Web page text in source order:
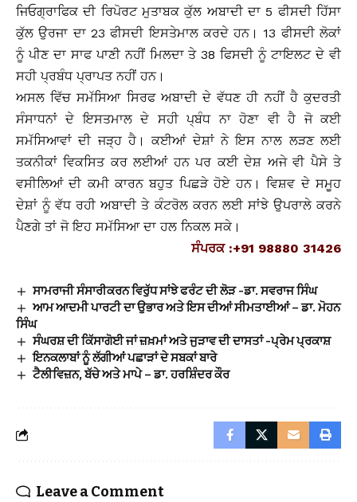
ਜਿਓਗ੍ਰਾਫਿਕ ਦੀ ਰਿਪੋਰਟ ਮੁਤਾਬਕ ਕੁੱਲ ਅਬਾਦੀ ਦਾ 5 ਫੀਸਦੀ ਹਿੱਸਾ
ਕੁੱਲ ਉਰਜਾ ਦਾ 23 ਫੀਸਦੀ ਇਸਤੇਮਾਲ ਕਰਦੇ ਹਨ। 13 ਫੀਸਦੀ ਲੋਕਾਂ
ਨੂੰ ਪੀਣ ਦਾ ਸਾਫ ਪਾਣੀ ਨਹੀਂ ਮਿਲਦਾ ਤੇ 38 ਫਿਸਦੀ ਨੂੰ ਟਾਇਲਟ ਦੇ ਵੀ
ਸਹੀ ਪ੍ਰਬੰਧ ਪ੍ਰਾਪਤ ਨਹੀਂ ਹਨ।
ਅਸਲ ਵਿੱਚ ਸਮੱਸਿਆ ਸਿਰਫ ਅਬਾਦੀ ਦੇ ਵੱਧਣ ਹੀ ਨਹੀਂ ਹੈ ਕੁਦਰਤੀ
ਸੰਸਾਧਨਾਂ ਦੇ ਇਸਤਮਾਲ ਦੇ ਸਹੀ ਪ੍ਬੰਧ ਨਾ ਹੋਣਾ ਵੀ ਹੈ ਜੋ ਕਈ
ਸਮੱਸਿਆਵਾਂ ਦੀ ਜੜ੍ਹ ਹੈ। ਕਈਆਂ ਦੇਸ਼ਾਂ ਨੇ ਇਸ ਨਾਲ ਲੜਣ ਲਈ
ਤਕਨੀਕਾਂ ਵਿਕਸਿਤ ਕਰ ਲਈਆਂ ਹਨ ਪਰ ਕਈ ਦੇਸ਼ ਅਜੇ ਵੀ ਪੈਸੇ ਤੇ
ਵਸੀਲਿਆਂ ਦੀ ਕਮੀ ਕਾਰਨ ਬਹੁਤ ਪਿਛੜੇ ਹੋਏ ਹਨ। ਵਿਸ਼ਵ ਦੇ ਸਮੂਹ
ਦੇਸ਼ਾਂ ਨੂੰ ਵੱਧ ਰਹੀ ਅਬਾਦੀ ਤੇ ਕੰਟਰੋਲ ਕਰਨ ਲਈ ਸਾਂਝੇ ਉਪਰਾਲੇ ਕਰਨੇ
ਪੈਣਗੇ ਤਾਂ ਜੋ ਇਹ ਸਮੱਸਿਆ ਦਾ ਹਲ ਨਿਕਲ ਸਕੇ।
ਸੰਪਰਕ :+91 98880 31426
ਸਾਮਰਾਜੀ ਸੰਸਾਰੀਕਰਨ ਵਿਰੁੱਧ ਸਾਂਝੇ ਫਰੰਟ ਦੀ ਲੋੜ -ਡਾ. ਸਵਰਾਜ ਸਿੰਘ
ਆਮ ਆਦਮੀ ਪਾਰਟੀ ਦਾ ਉਭਾਰ ਅਤੇ ਇਸ ਦੀਆਂ ਸੀਮਤਾਈਆਂ – ਡਾ. ਮੋਹਨ
ਸਿੰਘ
ਸੰਘਰਸ਼ ਦੀ ਕਿੱਸਾਗੋਈ ਜਾਂ ਜ਼ਖ਼ਮਾਂ ਅਤੇ ਜੁੜਾਵ ਦੀ ਦਾਸਤਾਂ -ਪ੍ਰੇਮ ਪ੍ਰਕਾਸ਼
ਇਨਕਲਾਬਾਂ ਨੂੰ ਲੱਗੀਆਂ ਪਛਾੜਾਂ ਦੇ ਸਬਕਾਂ ਬਾਰੇ
ਟੈਲੀਵਿਜ਼ਨ, ਬੱਚੇ ਅਤੇ ਮਾਪੇ – ਡਾ. ਹਰਸ਼ਿੰਦਰ ਕੌਰ
Leave a Comment